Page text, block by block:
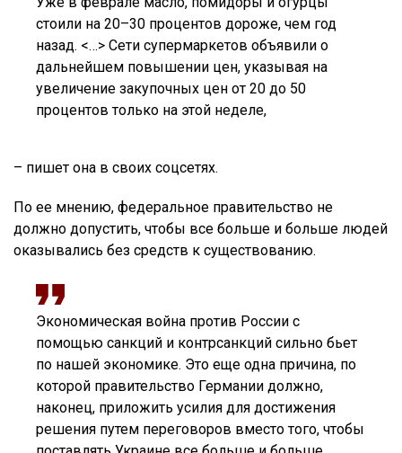
стоили на 20–30 процентов дороже, чем год
назад. <…> Сети супермаркетов объявили о
дальнейшем повышении цен, указывая на
увеличение закупочных цен от 20 до 50
процентов только на этой неделе,
– пишет она в своих соцсетях.
По ее мнению, федеральное правительство не
должно допустить, чтобы все больше и больше людей
оказывались без средств к существованию.
Экономическая война против России с
помощью санкций и контрсанкций сильно бьет
по нашей экономике. Это еще одна причина, по
которой правительство Германии должно,
наконец, приложить усилия для достижения
решения путем переговоров вместо того, чтобы